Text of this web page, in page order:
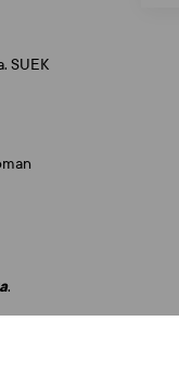
SUEK
.